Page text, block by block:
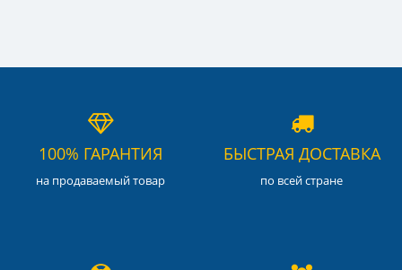
100% ГАРАНТИЯ
на продаваемый товар
БЫСТРАЯ ДОСТАВКА
по всей стране